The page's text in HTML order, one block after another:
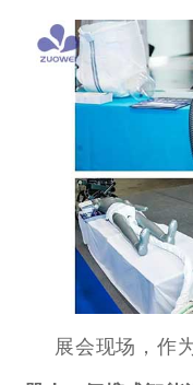
展会现场，作